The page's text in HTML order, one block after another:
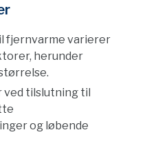
fjernvarme varierer
herunder
tilslutning til
og løbende